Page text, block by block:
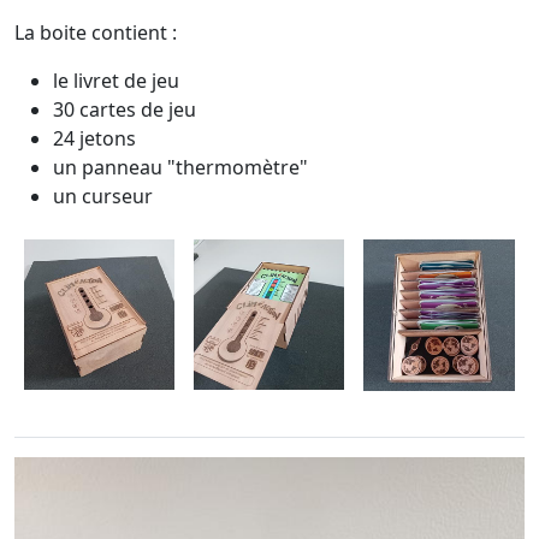
La boite contient :
le livret de jeu
30 cartes de jeu
24 jetons
un panneau "thermomètre"
un curseur